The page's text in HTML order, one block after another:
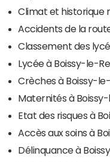
Climat et historique
Accidents de la
Classement des
Lycée à Boissy-le-
Crèches à Boissy-
Maternités à
Etat des risques à
Accès aux soins à
Délinquance à